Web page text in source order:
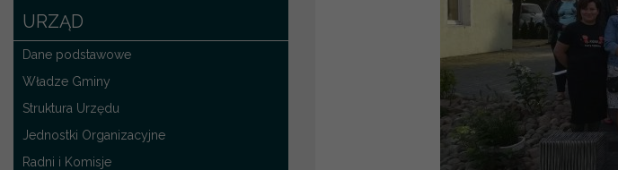
URZĄD
Dane podstawowe
Władze Gminy
Struktura Urzędu
Jednostki Organizacyjne
Radni i Komisje